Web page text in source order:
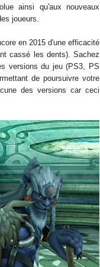
ainsi qu'aux nouveaux
joueurs.
en 2015 d'une efficacité
cassé les dents). Sachez
versions du jeu (PS3, PS
de poursuivre votre
des versions car ceci